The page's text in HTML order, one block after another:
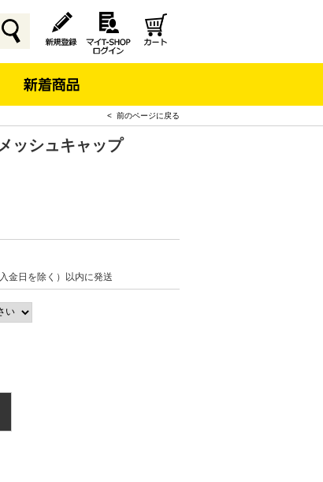
< 前のページに戻る
ッシュキャップ
金日を除く）以内に発送